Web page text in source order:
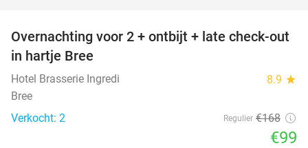
41%
TODAY
Overnachting voor 2 + ontbijt + late check-out
in hartje Bree
Hotel Brasserie Ingredi 8.9 star
Bree
Verkocht: 2
Regulier €168
€99